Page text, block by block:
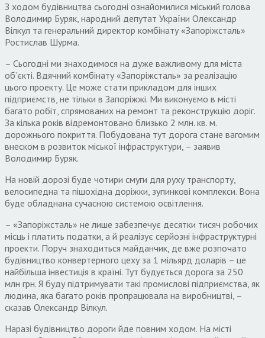
З ходом будівництва сьогодні ознайомилися міський голова
Володимир Буряк, народний депутат України Олександр
Вілкул та генеральний директор комбінату «Запоріжсталь»
Ростислав Шурма.
– Сьогодні ми знаходимося на дуже важливому для міста
об’єкті. Вдячний комбінату «Запоріжсталь» за реалізацію
цього проекту. Це може стати прикладом для інших
підприємств, не тільки в Запоріжжі. Ми виконуємо в місті
багато робіт, спрямованих на ремонт та реконструкцію доріг.
За кілька років відремонтовано близько 2 млн. кв. м.
дорожнього покриття. Побудована тут дорога стане вагомим
внеском в розвиток міської інфраструктури, – заявив
Володимир Буряк.
На новій дорозі буде чотири смуги для руху транспорту,
велосипедна та пішохідна доріжки, зупинкові комплекси. Вона
буде обладнана сучасною системою освітлення.
– «Запоріжсталь» не лише забезпечує десятки тисяч робочих
місць і платить податки, а й реалізує серйозні інфраструктурні
проекти. Поруч знаходиться майданчик, де вже розпочато
будівництво конвертерного цеху за 1 мільярд доларів – це
найбільша інвестиція в країні. Тут будується дорога за 250
млн грн. Я буду підтримувати такі промислові підприємства, як
людина, яка багато років пропрацювала на виробництві, –
сказав Олександр Вілкул.
Наразі будівництво дороги йде повним ходом. На місті